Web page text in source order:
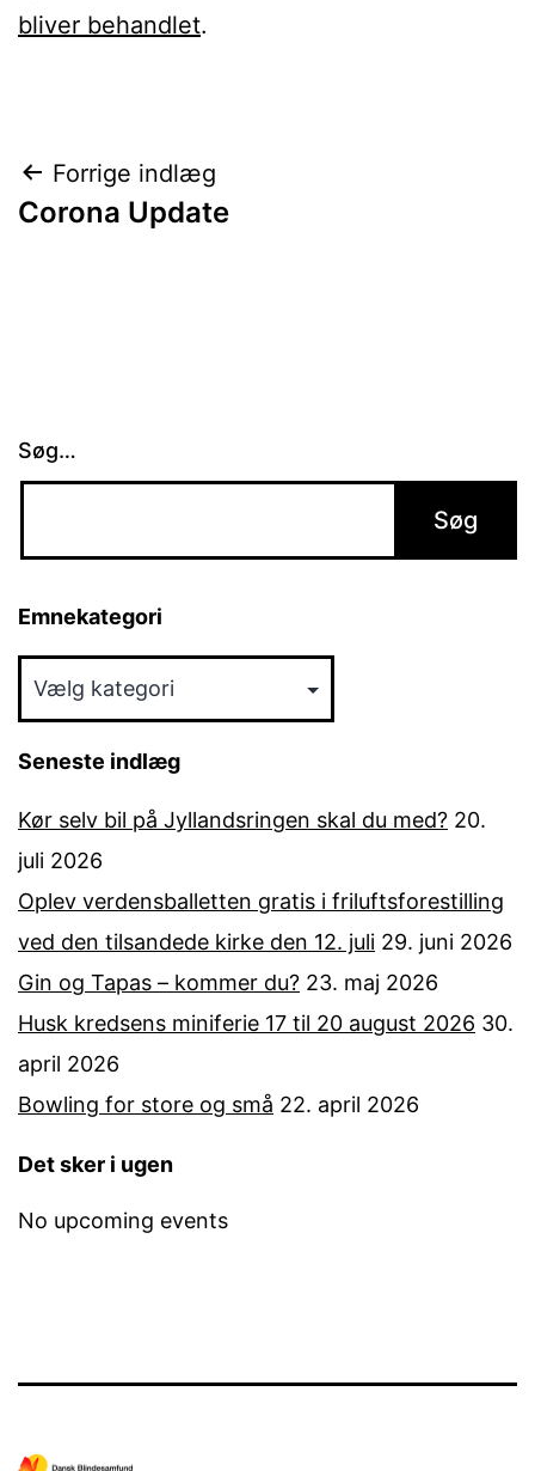
bliver behandlet.
Indlægsnavigation
Forrige indlæg
Corona Update
Søg…
Emnekategori
Seneste indlæg
Kør selv bil på Jyllandsringen skal du med? 20.
juli 2026
Oplev verdensballetten gratis i friluftsforestilling
ved den tilsandede kirke den 12. juli 29. juni 2026
Gin og Tapas – kommer du? 23. maj 2026
Husk kredsens miniferie 17 til 20 august 2026 30.
april 2026
Bowling for store og små 22. april 2026
Det sker i ugen
No upcoming events